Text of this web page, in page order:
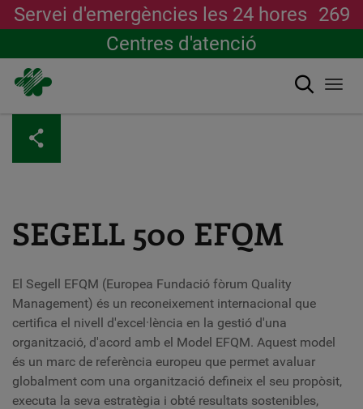
contingut
Servei d'emergències les 24 hores 269
Centres d'atenció
Cerca
SEGELL 500 EFQM
El Segell EFQM (Europea Fundació fòrum Quality
Management) és un reconeixement internacional que
certifica el nivell d'excel·lència en la gestió d'una
organització, d'acord amb el Model EFQM. Aquest model
és un marc de referència europeu que permet avaluar
globalment com una organització defineix el seu propòsit,
executa la seva estratègia i obté resultats sostenibles,